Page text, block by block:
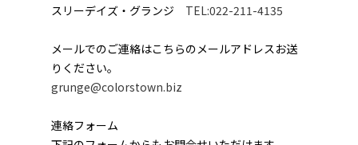
スリーデイズ・グランジ TEL:022-211-4135
メールでのご連絡はこちらのメールアドレスお送
りください。
grunge@colorstown.biz
連絡フォーム